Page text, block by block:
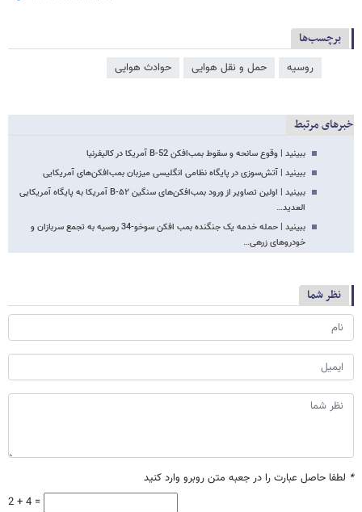
برچسب‌ها
روسیه حمل و نقل هوایی حوادث هوایی
خبرهای مرتبط
ببینید | وقوع سانحه و سقوط بمب‌افکن B-52 آمریکا در کالیفرنیا
ببینید | آتش‌سوزی در پایگاه نظامی انگلیسی میزبان بمب‌افکن‌های آمریکایی
ببینید | اولین تصاویر از ورود بمب‌افکن‌های سنگین B-۵۲ آمریکا به پایگاه آمریکایی
العدید…
ببینید | حمله خدمه یک جنگنده بمب افکن سوخو-34 روسیه به تجمع سربازان و
خودروهای زرهی…
نظر شما
* لطفا حاصل عبارت را در جعبه متن روبرو وارد کنید
2 + 4 =